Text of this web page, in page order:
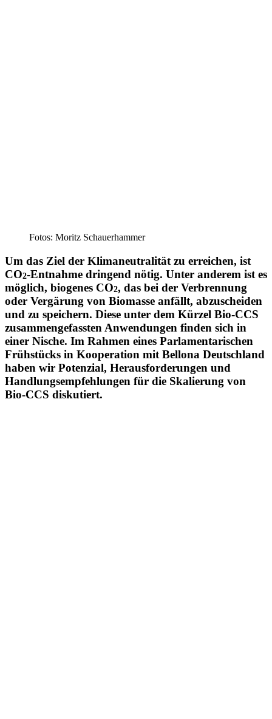
Fotos: Moritz Schauerhammer
Um das Ziel der Klima­neu­tra­lität zu erreichen, ist
CO2-Entnahme dringend nötig. Unter anderem ist es
möglich, biogenes CO2, das bei der Verbrennung
oder Vergärung von Biomasse anfällt, abzuscheiden
und zu speichern. Diese unter dem Kürzel Bio-CCS
zusam­men­ge­fassten Anwen­dungen finden sich in
einer Nische. Im Rahmen eines Parla­men­ta­ri­schen
Frühstücks in Koope­ration mit Bellona Deutschland
haben wir Potenzial, Heraus­for­de­rungen und
Handlungs­emp­feh­lungen für die Skalierung von
Bio-CCS diskutiert.